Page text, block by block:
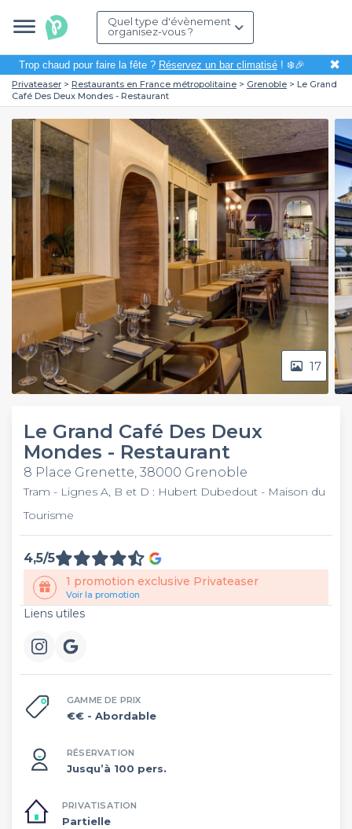
Quel type d'évènement
organisez-vous ?
Trop chaud pour faire la fête ? Réservez un bar climatisé! ❄️🎉 ✖
Privateaser Restaurants en France métropolitaine Grenoble
Le Grand
Café Des Deux Mondes - Restaurant
17
Le Grand Café Des Deux
Mondes - Restaurant
8 Place Grenette, 38000 Grenoble
Tram - Lignes A, B et D : Hubert Dubedout - Maison du
Tourisme
4,5/5
Liens utiles
1 promotion exclusive Privateaser
Voir la promotion
GAMME DE PRIX
€€ - Abordable
RÉSERVATION
Jusqu’à 100 pers.
PRIVATISATION
Partielle